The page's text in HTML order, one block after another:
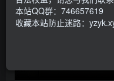
本站QQ群：746657619
收藏本站防止迷路：